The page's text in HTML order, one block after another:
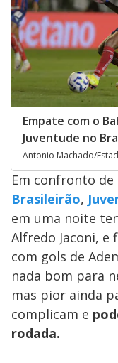
Empate com o
Juventude no
Antonio Machado/
Em confronto de
Brasileirão,
em uma noite
Alfredo Jaconi, e
com gols de
nada bom para
mas pior ainda
complicam e
rodada.